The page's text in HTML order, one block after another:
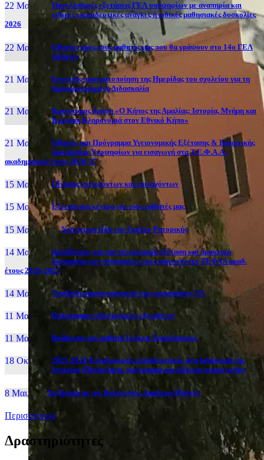
22 Μαι, 26
Πανελλαδικές εξετάσεις ΓΕΛ υποψηφίων με αναπηρία και
ειδικές εκπαιδευτικές ανάγκες ή ειδικές μαθησιακές δυσκολίες
2026
22 Μαι, 26
Οδηγίες προς τους μαθητές μας που θα γράψουν στο 14ο ΓΕΛ
Αθηνών
21 Μαι, 26
Επιτυχής πραγματοποίηση της Ημερίδας του σχολείου για τη
Διαφοροποιημένη Διδασκαλία
21 Μαι, 26
Καινοτόμος δράση «Ο Κήπος της Αμαλίας: Ιστορία, Μνήμη και
Βιώσιμη Κληρονομιά στον Εθνικό Κήπο»
21 Μαι, 26
Οδηγίες και Πρόγραμμα Υγειονομικής Εξέτασης & Πρακτικής
Δοκιμασίας Υποψηφίων για εισαγωγή στα Τ.Ε.Φ.Α.Α.,
ακαδημαϊκού έτους 2026-27
15 Μαι, 26 Πίνακας επιτυχόντων και επιλαχόντων
15 Μαι, 26 Εξεταστικά κέντρα για τους μαθητές μας
15 Μαι, 2026 Νέα ιστοσελίδα του Ομίλου Ρητορικής
14 Μαι, 26
Διευθύνσεις για την υγειονομική εξέταση και πρακτική
δοκιμασία των υποψηφίων για εισαγωγή στα ΤΕΦΑΑ ακαδ.
έτους 2026-2027
14 Μαι, 26 Yποβολή μηχανογραφικού για υποψηφίους 5%
11 Μαι, 26 Πρόγραμμα ενδοσχολικών εξετάσεων
11 Μαι, 26 Βράβευση του μαθητή Ιωάννη Χαραλάμπους
18 Οκτ, 25
2025-2026:Επιμόρφωση εκπαιδευτικών στη διδακτική της
Ιστορίας (Πρόσκληση, πρόγραμμα και δήλωση συμμετοχής)
8 Μαι, 26 Συζήτηση με τον βουλευτή κ. Δημήτρη Μάντζο
Περισσότερα
Δραστηριότητες